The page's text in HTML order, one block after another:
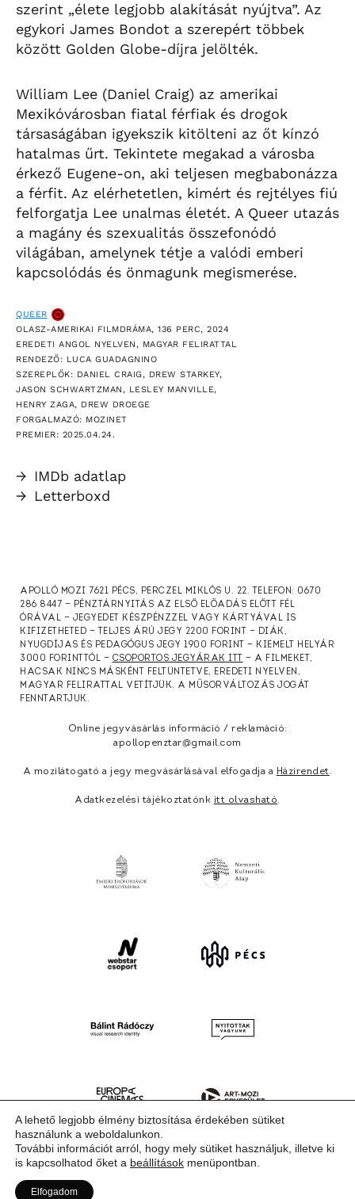
szerint „élete legjobb alakítását nyújtva”. Az
egykori James Bondot a szerepért többek
között Golden Globe-díjra jelölték.
William Lee (Daniel Craig) az amerikai
Mexikóvárosban fiatal férfiak és drogok
társaságában igyekszik kitölteni az őt kínzó
hatalmas űrt. Tekintete megakad a városba
érkező Eugene-on, aki teljesen megbabonázza
a férfit. Az elérhetetlen, kimért és rejtélyes fiú
felforgatja Lee unalmas életét. A Queer utazás
a magány és szexualitás összefonódó
világában, amelynek tétje a valódi emberi
kapcsolódás és önmagunk megismerése.
QUEER
OLASZ-AMERIKAI FILMDRÁMA, 136 PERC, 2024
EREDETI ANGOL NYELVEN, MAGYAR FELIRATTAL
RENDEZŐ: LUCA GUADAGNINO
SZEREPLŐK: DANIEL CRAIG, DREW STARKEY,
JASON SCHWARTZMAN, LESLEY MANVILLE,
HENRY ZAGA, DREW DROEGE
FORGALMAZÓ: MOZINET
PREMIER: 2025.04.24.
→ IMDb adatlap
→ Letterboxd
APOLLÓ MOZI 7621 PÉCS, PERCZEL MIKLÓS U. 22. TELEFON: 0670
286 8447 — PÉNZTÁRNYITÁS AZ ELSŐ ELŐADÁS ELŐTT FÉL
ÓRÁVAL — JEGYEDET KÉSZPÉNZZEL VAGY KÁRTYÁVAL IS
KIFIZETHETED — TELJES ÁRÚ JEGY 2200 FORINT — DIÁK,
NYUGDÍJAS ÉS PEDAGÓGUS JEGY 1900 FORINT — KIEMELT HELYÁR
3000 FORINTTÓL — CSOPORTOS JEGYÁRAK ITT
— A FILMEKET,
HACSAK NINCS MÁSKÉNT FELTÜNTETVE, EREDETI NYELVEN,
MAGYAR FELIRATTAL VETÍTJÜK. A MŰSORVÁLTOZÁS JOGÁT
FENNTARTJUK.
Online jegyvásárlás információ / reklamáció:
apollopenztar@gmail.com
A mozilátogató a jegy megvásárlásával elfogadja a Házirendet.
Adatkezelési tájékoztatónk itt olvasható.
A lehető legjobb élmény biztosítása érdekében sütiket
használunk a weboldalunkon.
További információt arról, hogy mely sütiket használjuk, illetve ki
is kapcsolhatod őket a beállítások menüpontban.
Elfogadom